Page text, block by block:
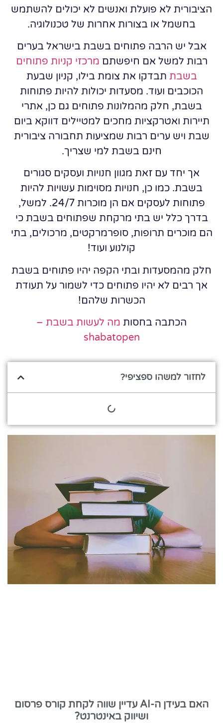
הציבורית לא פועלת ואנשים לא יכולים להשתמש
בחשמל או בצורות אחרות של טכנולוגיה.
אבל יש הרבה פתוחים בשבת בישראל בערים
רבות למשל אם חיפשתם מרכזי קניות פתוחים
בשבת תבדקו את צומת בילו, קניון שבעת
הכוכבים ועוד. מסעדות יכולות להיות פתוחות
בשבת, חלק מהמלונות פתוחים גם כן, אתרי
תיירות ואטרקציות מחכים למטיילים דווקא ביום
שבת ויש ערים רבות שמציעות תחבורה ציבורית
חינם בשבת למי שצריך.
אך יחד עם זאת מגוון חנויות ועסקים סגורים
בשבת. כמו כן, חנויות מסוימות עשויות להיות
פתוחות לעסקים אם הן מוכרות 24/7. למשל,
בדרך כלל יש בתי מרקחת שפתוחים בשבת כי
הם מוכרים תרופות, סופרמרקטים, מרכולים, בתי
קולנוע ועוד!
חלק מהמסעדות ובתי הקפה יהיו פתוחים בשבת
אך רבים לא יהיו פתוחים כדי לשמור על תעודת
הכשרות שלהם!
הכתבה בחסות מה לעשות בשבת –
shabatopen
לחזור למשהו ספציפי?
האם בעידן ה-AI עדיין שווה לקחת קורס פרסום
ושיווק באינטרנט?